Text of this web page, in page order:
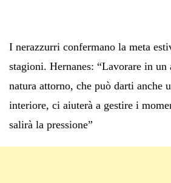
I nerazzurri confermano la meta
stagioni. Hernanes: “Lavorare in un
natura attorno, che può darti anche
interiore, ci aiuterà a gestire i
salirà la pressione”